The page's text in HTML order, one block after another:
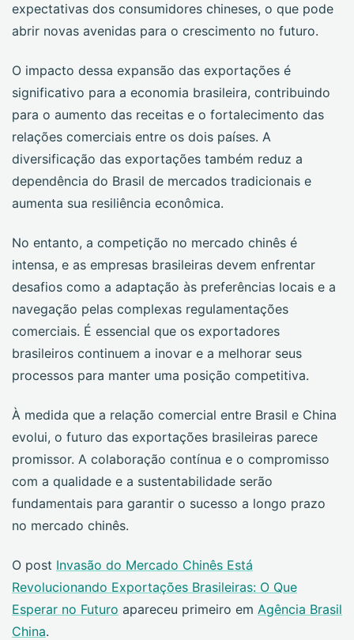
expectativas dos consumidores chineses, o que pode
abrir novas avenidas para o crescimento no futuro.
O impacto dessa expansão das exportações é
significativo para a economia brasileira, contribuindo
para o aumento das receitas e o fortalecimento das
relações comerciais entre os dois países. A
diversificação das exportações também reduz a
dependência do Brasil de mercados tradicionais e
aumenta sua resiliência econômica.
No entanto, a competição no mercado chinês é
intensa, e as empresas brasileiras devem enfrentar
desafios como a adaptação às preferências locais e a
navegação pelas complexas regulamentações
comerciais. É essencial que os exportadores
brasileiros continuem a inovar e a melhorar seus
processos para manter uma posição competitiva.
À medida que a relação comercial entre Brasil e China
evolui, o futuro das exportações brasileiras parece
promissor. A colaboração contínua e o compromisso
com a qualidade e a sustentabilidade serão
fundamentais para garantir o sucesso a longo prazo
no mercado chinês.
O post Invasão do Mercado Chinês Está
Revolucionando Exportações Brasileiras: O Que
Esperar no Futuro apareceu primeiro em Agência Brasil
China.